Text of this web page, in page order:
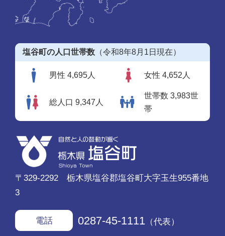
塩谷町の人口世帯数 （令和8年8月1日現在）
男性 4,695人 女性 4,652人
総人口 9,347人
世帯数 3,983世
帯
〒329-2292 栃木県塩谷郡塩谷町大字玉生955番地
3
電話 0287-45-1111 （代表）